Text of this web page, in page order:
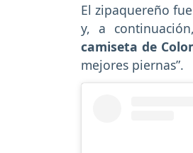
El zipaquereño
y, a
camiseta de
mejores piernas”.